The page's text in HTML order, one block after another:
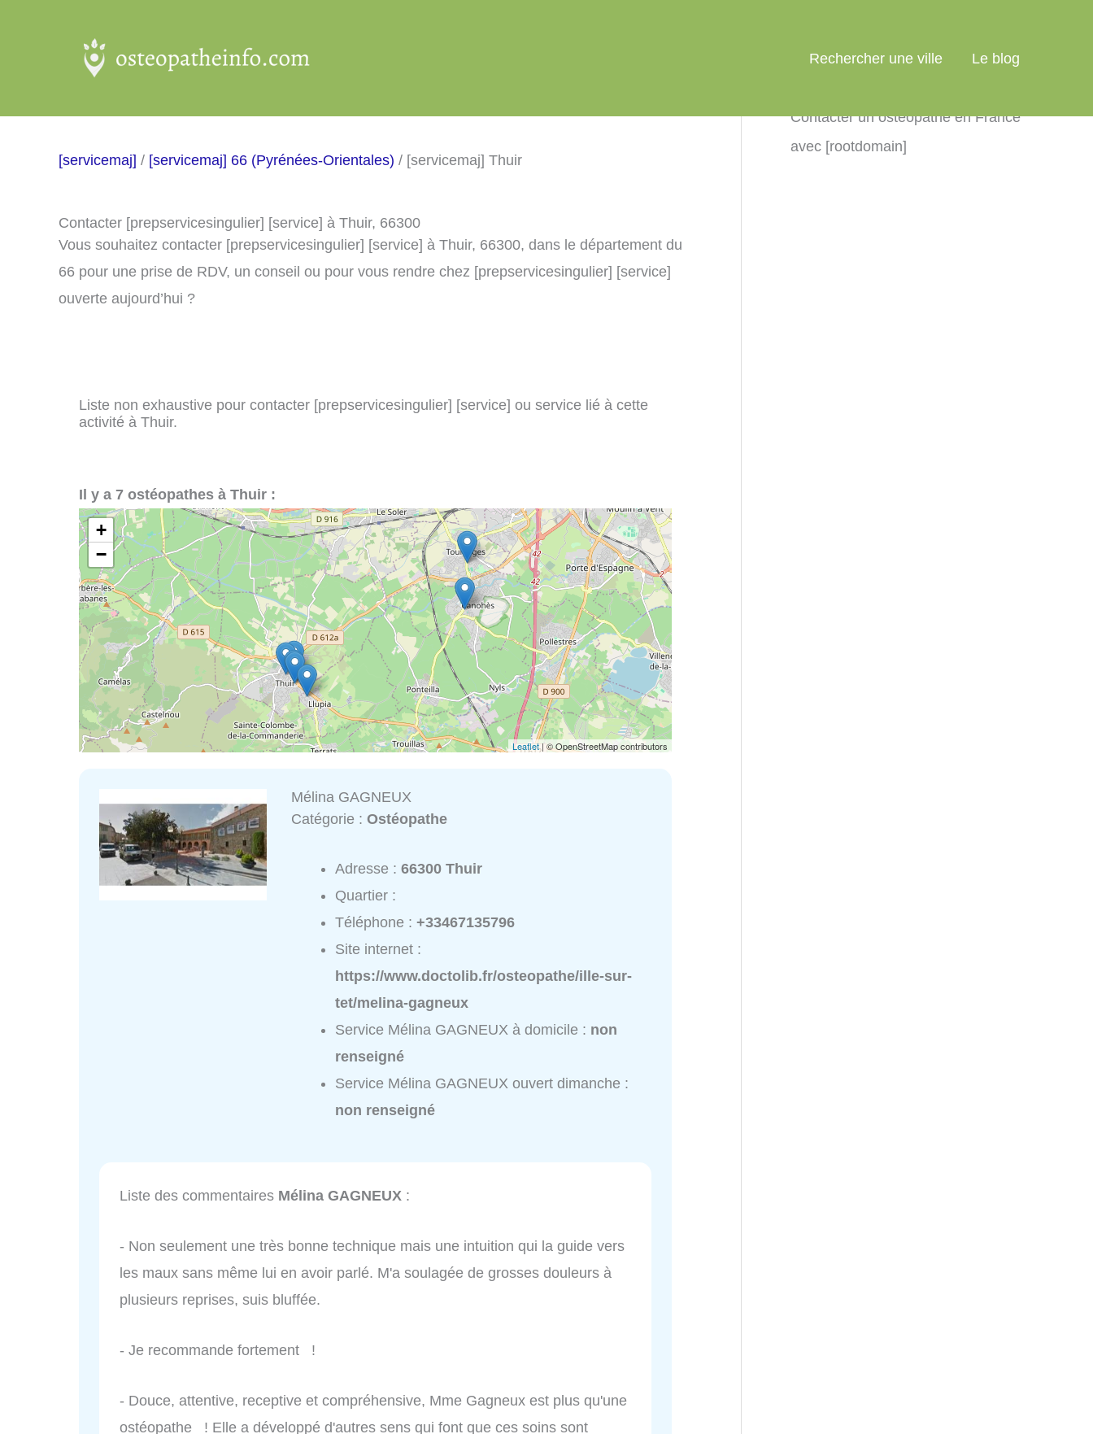
Rechercher une ville Le blog
[servicemaj] / [servicemaj] 66 (Pyrénées-Orientales) / [servicemaj] Thuir
Contacter [prepservicesingulier] [service] à Thuir, 66300
Vous souhaitez contacter [prepservicesingulier] [service] à Thuir, 66300, dans le département du
66 pour une prise de RDV, un conseil ou pour vous rendre chez [prepservicesingulier] [service]
ouverte aujourd’hui ?
Liste non exhaustive pour contacter [prepservicesingulier] [service] ou service lié à cette
activité à Thuir.
Il y a 7 ostéopathes à Thuir :
+
−
Leaflet| © OpenStreetMap contributors
Mélina GAGNEUX
Catégorie :Ostéopathe
Adresse :66300 Thuir
Quartier :
Téléphone :+33467135796
Site internet :
https://www.doctolib.fr/osteopathe/ille-sur-
tet/melina-gagneux
Service Mélina GAGNEUX à domicile : non
renseigné
Service Mélina GAGNEUX ouvert dimanche :
non renseigné
Liste des commentaires Mélina GAGNEUX :
- Non seulement une très bonne technique mais une intuition qui la guide vers
les maux sans même lui en avoir parlé. M'a soulagée de grosses douleurs à
plusieurs reprises, suis bluffée.
- Je recommande fortement !
- Douce, attentive, receptive et compréhensive, Mme Gagneux est plus qu'une
ostéopathe ! Elle a développé d'autres sens qui font que ces soins sont
Contacter un ostéopathe en France
avec [rootdomain]